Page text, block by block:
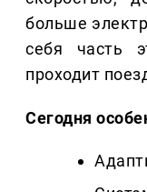
больше
себя часть
проходит
Сегодня